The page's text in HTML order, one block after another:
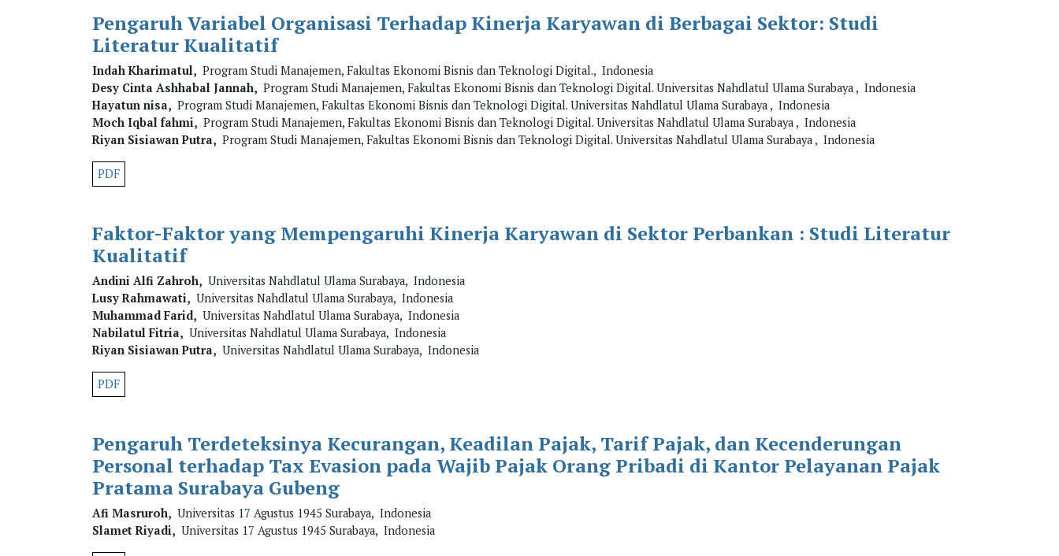
Pengaruh Variabel Organisasi Terhadap Kinerja Karyawan di Berbagai Sektor: Studi
Literatur Kualitatif
Indah Kharimatul, Program Studi Manajemen, Fakultas Ekonomi Bisnis dan Teknologi Digital., Indonesia
Desy Cinta Ashhabal Jannah, Program Studi Manajemen, Fakultas Ekonomi Bisnis dan Teknologi Digital. Universitas Nahdlatul Ulama Surabaya , Indonesia
Hayatun nisa, Program Studi Manajemen, Fakultas Ekonomi Bisnis dan Teknologi Digital. Universitas Nahdlatul Ulama Surabaya , Indonesia
Moch Iqbal fahmi, Program Studi Manajemen, Fakultas Ekonomi Bisnis dan Teknologi Digital. Universitas Nahdlatul Ulama Surabaya , Indonesia
Riyan Sisiawan Putra, Program Studi Manajemen, Fakultas Ekonomi Bisnis dan Teknologi Digital. Universitas Nahdlatul Ulama Surabaya , Indonesia
PDF
Faktor-Faktor yang Mempengaruhi Kinerja Karyawan di Sektor Perbankan : Studi Literatur
Kualitatif
Andini Alfi Zahroh, Universitas Nahdlatul Ulama Surabaya, Indonesia
Lusy Rahmawati, Universitas Nahdlatul Ulama Surabaya, Indonesia
Muhammad Farid, Universitas Nahdlatul Ulama Surabaya, Indonesia
Nabilatul Fitria, Universitas Nahdlatul Ulama Surabaya, Indonesia
Riyan Sisiawan Putra, Universitas Nahdlatul Ulama Surabaya, Indonesia
PDF
Pengaruh Terdeteksinya Kecurangan, Keadilan Pajak, Tarif Pajak, dan Kecenderungan
Personal terhadap Tax Evasion pada Wajib Pajak Orang Pribadi di Kantor Pelayanan Pajak
Pratama Surabaya Gubeng
Afi Masruroh, Universitas 17 Agustus 1945 Surabaya, Indonesia
Slamet Riyadi, Universitas 17 Agustus 1945 Surabaya, Indonesia